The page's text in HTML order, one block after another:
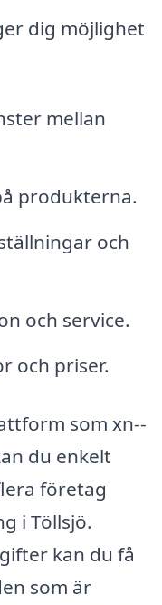
dig möjlighet
mellan
produkterna.
och
och service.
och priser.
som xn--
du enkelt
företag
i Töllsjö.
kan du få
som är